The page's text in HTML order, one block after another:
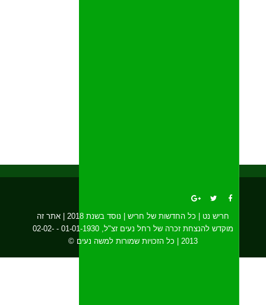
חריש נט | כל החדשות של חריש | נוסד בשנת 2018 | אתר זה
מוקדש להנצחת זכרה של רחל נעים זצ"ל, 01-01-1930 - 02-02-